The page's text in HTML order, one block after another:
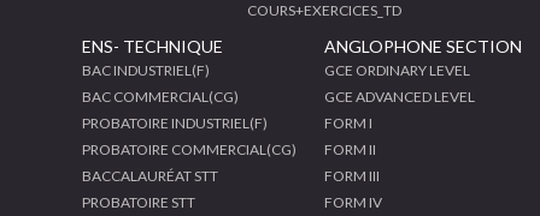
COURS+EXERCICES_TD
ENS- TECHNIQUE
BAC INDUSTRIEL(F)
BAC COMMERCIAL(CG)
PROBATOIRE INDUSTRIEL(F)
PROBATOIRE COMMERCIAL(CG)
BACCALAURÉAT STT
PROBATOIRE STT
ANGLOPHONE SECTION
GCE ORDINARY LEVEL
GCE ADVANCED LEVEL
FORM I
FORM II
FORM III
FORM IV